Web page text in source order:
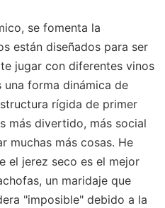
se fomenta la
están diseñados para ser
jugar con diferentes vinos
forma dinámica de
rígida de primer
más divertido, más social
muchas más cosas. He
el jerez seco es el mejor
un maridaje que
"imposible" debido a la